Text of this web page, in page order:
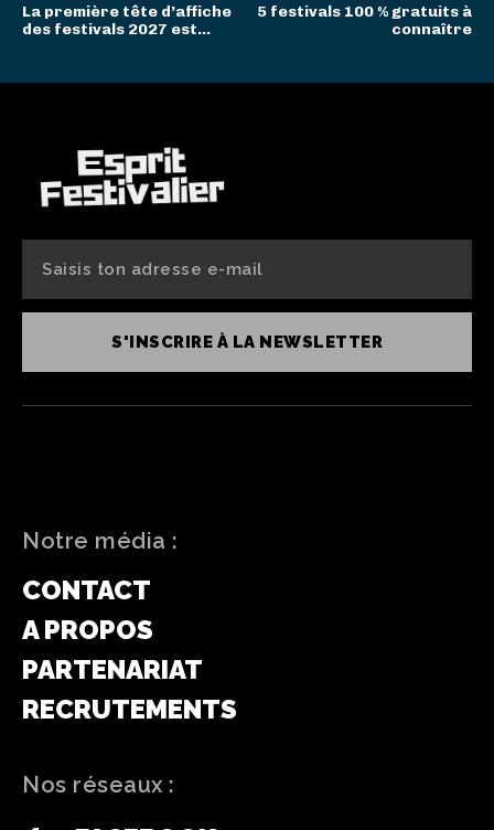
La première tête d’affiche
des festivals 2027 est…
5 festivals 100 % gratuits à
connaître
S'INSCRIRE À LA NEWSLETTER
Notre média :
CONTACT
A PROPOS
PARTENARIAT
RECRUTEMENTS
Nos réseaux :